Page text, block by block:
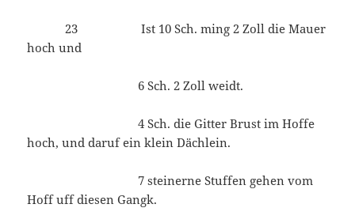
23 Ist 10 Sch. ming 2 Zoll die Mauer
hoch und
6 Sch. 2 Zoll weidt.
4 Sch. die Gitter Brust im Hoffe
hoch, und daruf ein klein Dächlein.
7 steinerne Stuffen gehen vom
Hoff uff diesen Gangk.